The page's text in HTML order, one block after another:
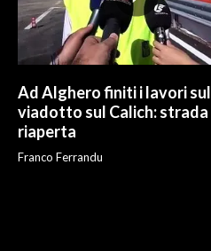
Ad Alghero finiti i lavori sul
viadotto sul Calich: strada
riaperta
Franco Ferrandu